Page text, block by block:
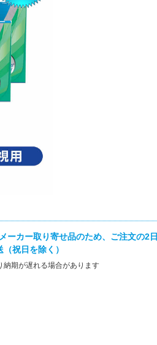
ーカー取り寄せ品のため、ご注文の2日
祝日を除く）
期が遅れる場合があります